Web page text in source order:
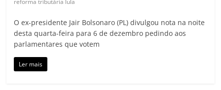
reforma tributária lula
O ex-presidente Jair Bolsonaro (PL) divulgou nota na noite
desta quarta-feira para 6 de dezembro pedindo aos
parlamentares que votem
Ler mais